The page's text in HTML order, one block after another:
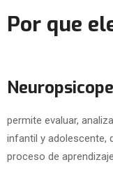
Por que
permite evaluar,
infantil y adolescente,
proceso de